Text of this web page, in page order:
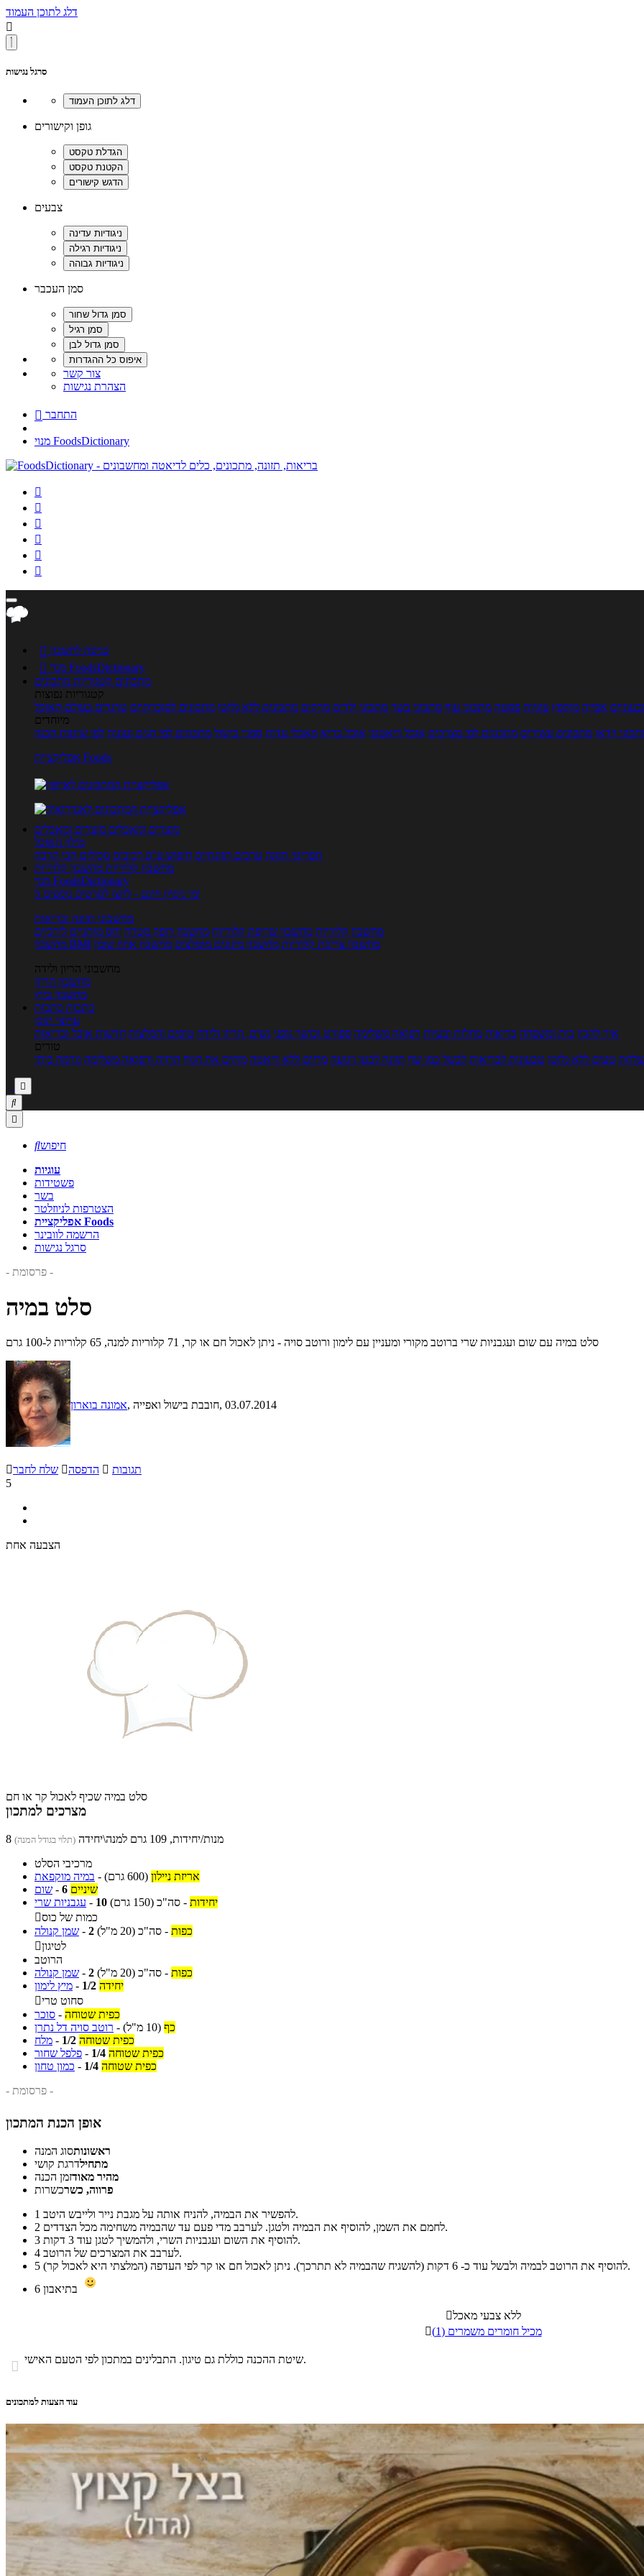
דלג לתוכן העמוד

סרגל נגישות
גופן וקישורים
צבעים
סמן העכבר
צור קשר
הצהרת נגישות
 התחבר
מנוי FoodsDictionary






 כניסה לחשבון

מנוי FoodsDictionary
מתכונים קטגוריות מתכונים
קטגוריות נפוצות
אפייה מוקפץ עוגיות פסטה מתכוני עוף מתכוני בשר מתכוני ילדים מרקים מתכונים ללא גלוטן מתכונים לסוכרתיים טרנדים בעולם האוכל
מיוחדים
וידאו מתכונים עשירים מתכונים לפי מצרכים אוכל דיאטטי אוכל בריא מאכלי עדות ספרי בישול מתכונים לפי חגים ועונות לפי שיטות הכנה
אפליקציית Foods
מוצרים ומאכלים מוצרים ומאכלים
מילון האוכל
תפריטי תזונה ערכים תזונתיים חיפוש ע"פ רכיבים מכילים הכי הרבה
מחשבון קלוריות מחשבון קלוריות
מנוי FoodsDictionary
5 ימי ניסיון חינם - לחצו לפרטים נוספים
מחשבוני תזונה ובריאות
מחשבון קלוריות מחשבון שריפת קלוריות מחשבון דופק מטרה יחס מותניים לירכיים
מחשבון BMI
מחשבון צריכת קלוריות מחשבון מינונים מומלצים מחשבון אחוז שומן
מחשבוני הריון ולידה
מחשבון הריון
מחשבון ביוץ
כתבות כתבות
ערוצי תוכן
איך להכין בית ומשפחה בריאות מחלות ובעיות רפואה משלימה ספורט וכושר גופני נשים, הריון ולידה טיפים והמלצות חדשות אוכל ובריאות
טורים
טעים ללא גלוטן טבעונות לבריאות לבשל כמו שף תזונה לבטן רגועה מרזים ללא דיאטה מזיזים את הגוף הרזיה ורפואה משלימה גורמה ביתי



חיפוש
עוגיות
פשטידות
בשר
הצטרפות לניוזלטר
אפליקציית Foods
הרשמה לוובינר
סרגל נגישות
- פרסומת -
סלט במיה
סלט במיה עם שום ועגבניות שרי ברוטב מקורי ומעניין עם לימון ורוטב סויה - ניתן לאכול חם או קר, 71 קלוריות למנה, 65 קלוריות ל-100 גרם
אמונה בוארון , חובבת בישול ואפייה, 03.07.2014
שלח לחבר הדפסה  תגובות
5
הצבעה אחת
סלט במיה שכיף לאכול קר או חם
מצרכים למתכון
8 מנות/יחידות, 109 גרם למנה\יחידה (תלוי בגודל המנה)
מרכיבי הסלט
במיה מוקפאת - אריזת ניילון (600 גרם)
שום - 6 שיניים
עגבניות שרי - 10 יחידות - סה"כ (150 גרם)
כמות של כוס
שמן קנולה - 2 כפות - סה"כ (20 מ"ל)
לטיגון
הרוטב
שמן קנולה - 2 כפות - סה"כ (20 מ"ל)
מיץ לימון - 1/2 יחידה
סחוט טרי
סוכר - כפית שטוחה
רוטב סויה דל נתרן - כף (10 מ"ל)
מלח - 1/2 כפית שטוחה
פלפל שחור - 1/4 כפית שטוחה
כמון טחון - 1/4 כפית שטוחה
- פרסומת -
אופן הכנת המתכון
ראשונותסוג המנה
מתחילדרגת קושי
מהיר מאודזמן הכנה
פרווה, כשרכשרות
1
להפשיר את הבמיה, להניח אותה על מגבת נייר ולייבש היטב.
2
לחמם את השמן, להוסיף את הבמיה ולטגן. לערבב מדי פעם עד שהבמיה משחימה מכל הצדדים.
3
להוסיף את השום ועגבניות השרי, ולהמשיך לטגן עוד 3 דקות.
4
לערבב את המצרכים של הרוטב.
5
להוסיף את הרוטב לבמיה ולבשל עוד כ- 6 דקות (להשגיח שהבמיה לא תתרכך). ניתן לאכול חם או קר לפי העדפה (המלצתי היא לאכול קר).
6
ללא צבעי מאכל

מכיל חומרים משמרים (1)
 שיטת ההכנה כוללת גם טיגון. התבלינים במתכון לפי הטעם האישי.
עוד הצעות למתכונים